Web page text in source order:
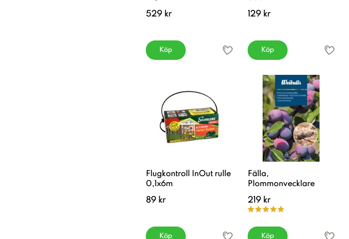
529 kr
Köp
129 kr
Köp
Flugkontroll InOut rulle
0,1x6m
89 kr
Köp
Fälla,
Plommonvecklare
219 kr
Köp